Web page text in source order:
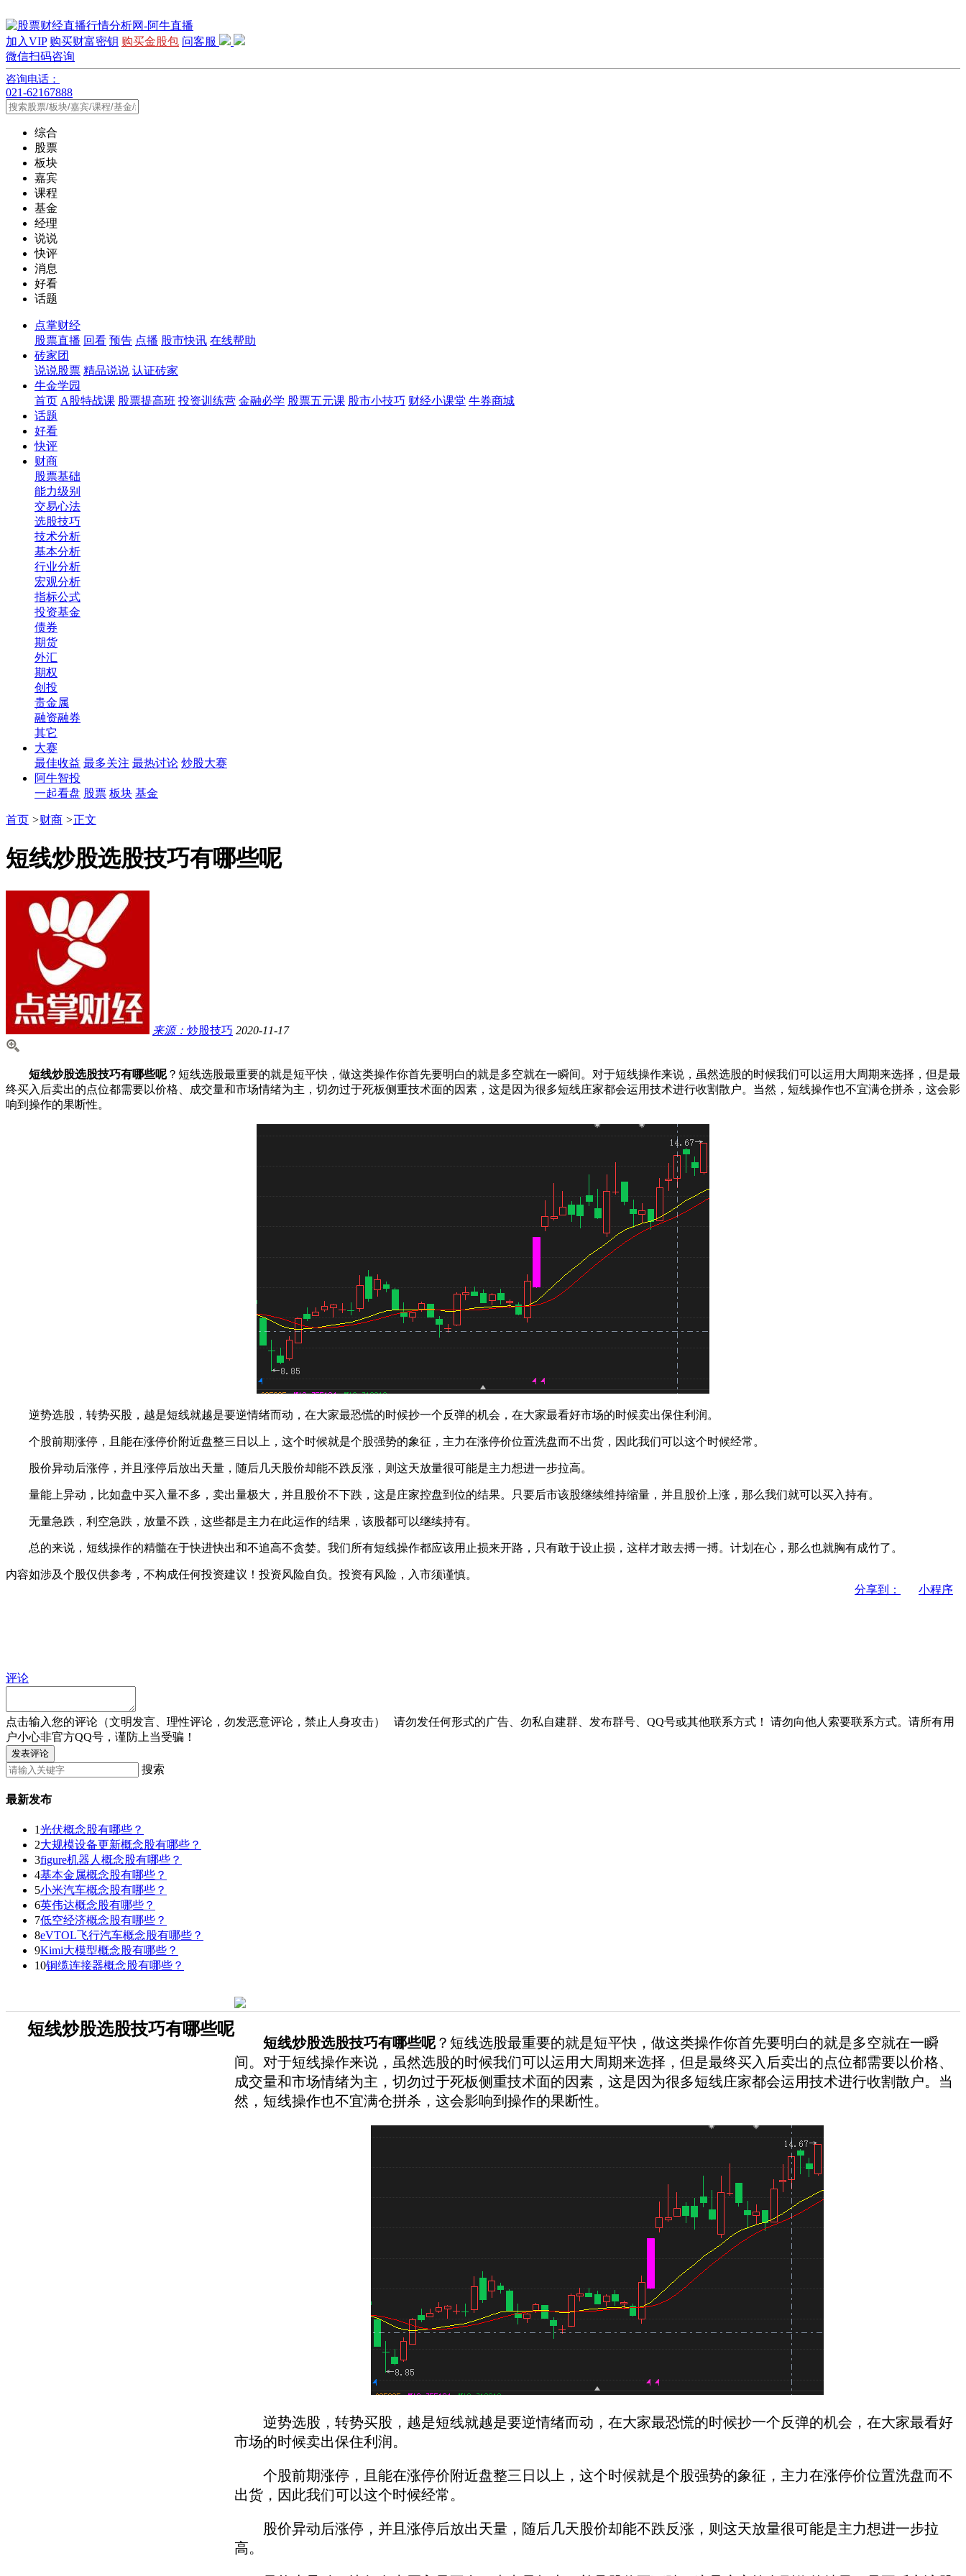
加入VIP 购买财富密钥 购买金股包 问客服
微信扫码咨询
咨询电话：
021-62167888
综合
股票
板块
嘉宾
课程
基金
经理
说说
快评
消息
好看
话题
点掌财经
股票直播 回看 预告 点播 股市快讯 在线帮助
砖家团
说说股票 精品说说 认证砖家
牛金学园
首页 A股特战课 股票提高班 投资训练营 金融必学 股票五元课 股市小技巧 财经小课堂 牛券商城
话题
好看
快评
财商
股票基础
能力级别
交易心法
选股技巧
技术分析
基本分析
行业分析
宏观分析
指标公式
投资基金
债券
期货
外汇
期权
创投
贵金属
融资融券
其它
大赛
最佳收益 最多关注 最热讨论 炒股大赛
阿牛智投
一起看盘 股票 板块 基金
首页 >财商 >正文
​短线炒股选股技巧有哪些呢
来源： 炒股技巧 2020-11-17
短线炒股选股技巧有哪些呢？短线选股最重要的就是短平快，做这类操作你首先要明白的就是多空就在一瞬间。对于短线操作来说，虽然选股的时候我们可以运用大周期来选择，但是最
终买入后卖出的点位都需要以价格、成交量和市场情绪为主，切勿过于死板侧重技术面的因素，这是因为很多短线庄家都会运用技术进行收割散户。当然，短线操作也不宜满仓拼杀，这会影
响到操作的果断性。
逆势选股，转势买股，越是短线就越是要逆情绪而动，在大家最恐慌的时候抄一个反弹的机会，在大家最看好市场的时候卖出保住利润。
个股前期涨停，且能在涨停价附近盘整三日以上，这个时候就是个股强势的象征，主力在涨停价位置洗盘而不出货，因此我们可以这个时候经常。
股价异动后涨停，并且涨停后放出天量，随后几天股价却能不跌反涨，则这天放量很可能是主力想进一步拉高。
量能上异动，比如盘中买入量不多，卖出量极大，并且股价不下跌，这是庄家控盘到位的结果。只要后市该股继续维持缩量，并且股价上涨，那么我们就可以买入持有。
无量急跌，利空急跌，放量不跌，这些都是主力在此运作的结果，该股都可以继续持有。
总的来说，短线操作的精髓在于快进快出和不追高不贪婪。我们所有短线操作都应该用止损来开路，只有敢于设止损，这样才敢去搏一搏。计划在心，那么也就胸有成竹了。
内容如涉及个股仅供参考，不构成任何投资建议！投资风险自负。投资有风险，入市须谨慎。
分享到：
小程序
评论
点击输入您的评论（文明发言、理性评论，勿发恶意评论，禁止人身攻击） 请勿发任何形式的广告、勿私自建群、发布群号、QQ号或其他联系方式！
请勿向他人索要联系方式。请所有用
户小心非官方QQ号，谨防上当受骗！
发表评论
搜索
最新发布
1光伏概念股有哪些？
2大规模设备更新概念股有哪些？
3figure机器人概念股有哪些？
4基本金属概念股有哪些？
5小米汽车概念股有哪些？
6英伟达概念股有哪些？
7低空经济概念股有哪些？
8eVTOL飞行汽车概念股有哪些？
9Kimi大模型概念股有哪些？
10铜缆连接器概念股有哪些？
​短线炒股选股技巧有哪些呢
短线炒股选股技巧有哪些呢？短线选股最重要的就是短平快，做这类操作你首先要明白的就是多空就在一瞬
间。对于短线操作来说，虽然选股的时候我们可以运用大周期来选择，但是最终买入后卖出的点位都需要以价格、
成交量和市场情绪为主，切勿过于死板侧重技术面的因素，这是因为很多短线庄家都会运用技术进行收割散户。当
然，短线操作也不宜满仓拼杀，这会影响到操作的果断性。
逆势选股，转势买股，越是短线就越是要逆情绪而动，在大家最恐慌的时候抄一个反弹的机会，在大家最看好
市场的时候卖出保住利润。
个股前期涨停，且能在涨停价附近盘整三日以上，这个时候就是个股强势的象征，主力在涨停价位置洗盘而不
出货，因此我们可以这个时候经常。
股价异动后涨停，并且涨停后放出天量，随后几天股价却能不跌反涨，则这天放量很可能是主力想进一步拉
高。